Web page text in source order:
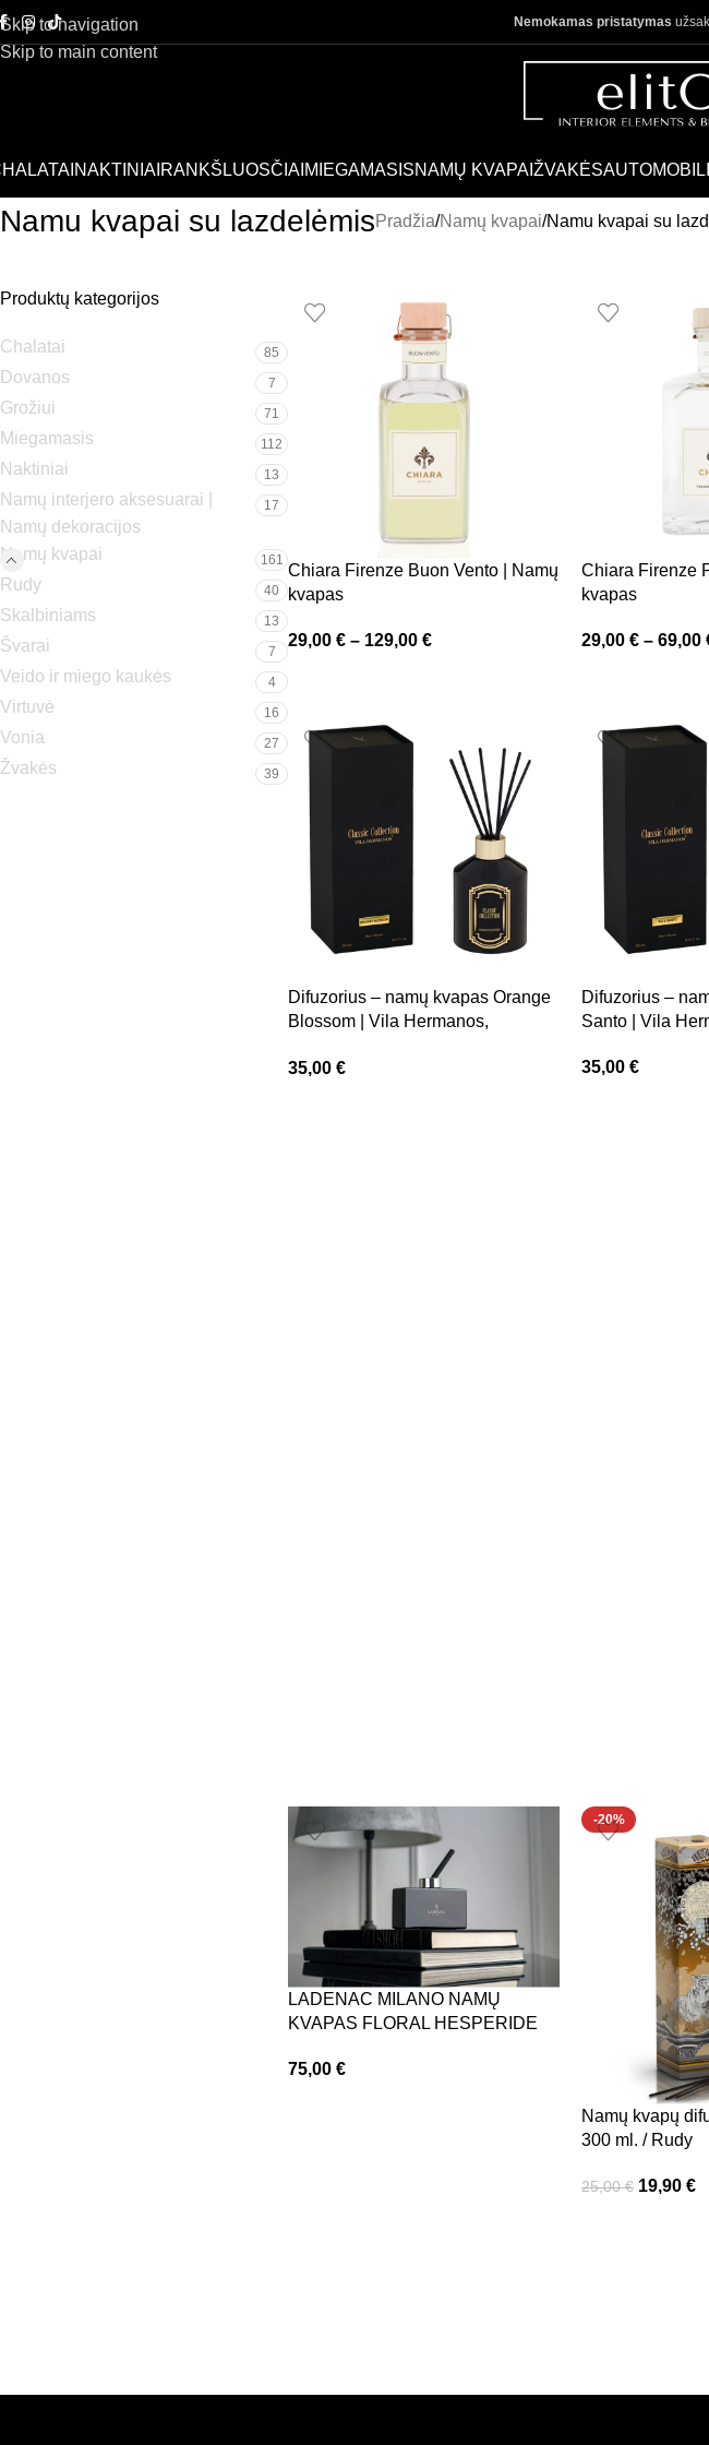
Skip to navigation
Skip to main content
Nemokamas pristatymas
NAKTINIAI RANKŠLUOSČIAI MIEGAMASISNAMŲ KVAPAI ŽVAKĖS
Namu kvapai su lazdelėmisPradžia Namų kvapai Namu kvapai su
Produktų kategorijos
Chalatai 85
Dovanos 7
Grožiui 71
Miegamasis 112
Naktiniai 13
Namų interjero aksesuarai |
Namų dekoracijos
17
Namų kvapai 161
Rudy 40
Skalbiniams 13
Švarai 7
Veido ir miego kaukės 4
Virtuvė 16
Vonia 27
Žvakės 39
Chiara Firenze Buon Vento | Namų
kvapas
29,00 € – 129,00 €
Chiara Firenze
kvapas
29,00 € – 69,00
Difuzorius – namų kvapas Orange
Blossom | Vila Hermanos,
35,00 €
Difuzorius –
Santo | Vila
35,00 €
LADENAC MILANO NAMŲ
KVAPAS FLORAL HESPERIDE
75,00 €
-20%
Namų kvapų
300 ml. / Rudy
25,00€ 19,90 €